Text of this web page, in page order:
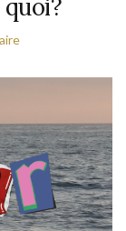
quoi?